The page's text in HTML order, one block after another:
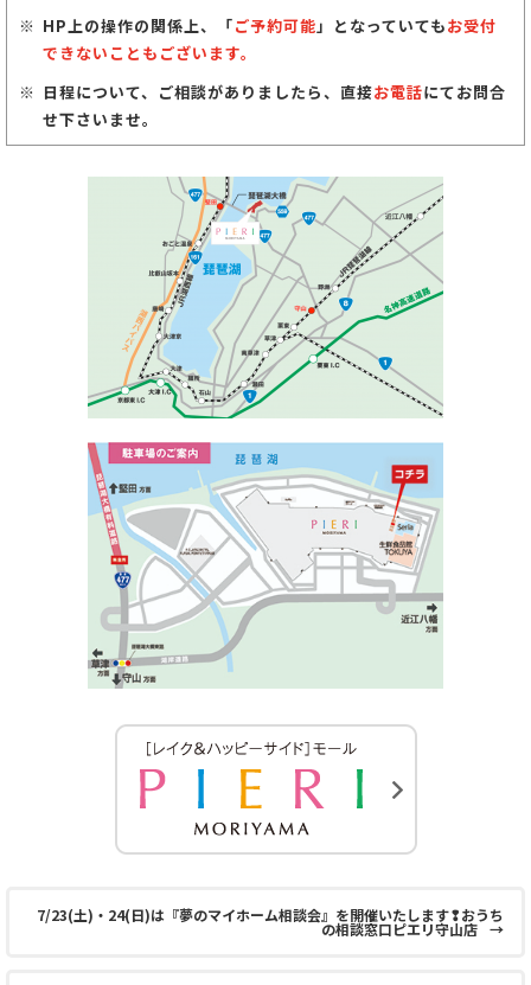
HP上の操作の関係上、「ご予約可能」となっていてもお受付
できないこともございます。
日程について、ご相談がありましたら、直接お電話にてお問合
せ下さいませ。
7/23(土)・24(日)は『夢のマイホーム相談会』を開催いたします❢おうち
の相談窓口ピエリ守山店 →